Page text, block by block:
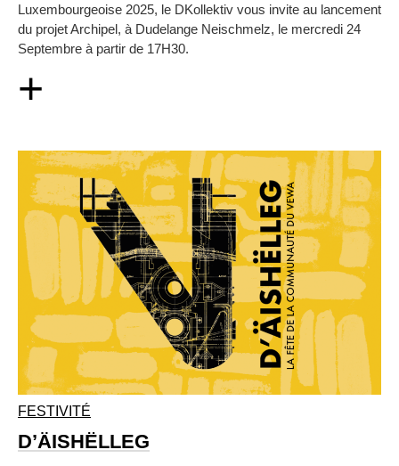
Luxembourgeoise 2025, le DKollektiv vous invite au lancement
du projet Archipel, à Dudelange Neischmelz, le mercredi 24
Septembre à partir de 17H30.
+
FESTIVITÉ
D’ÄISHËLLEG